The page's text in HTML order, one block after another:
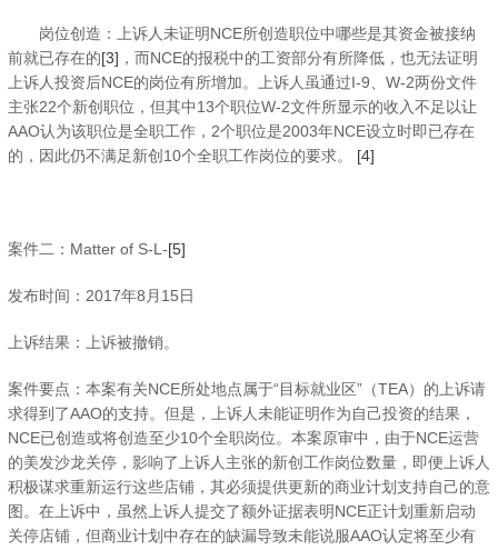
岗位创造：上诉人未证明NCE所创造职位中哪些是其资金被接纳
前就已存在的[3] ，而NCE的报税中的工资部分有所降低，也无法证明
上诉人投资后NCE的岗位有所增加。上诉人虽通过I-9、W-2两份文件
主张22个新创职位，但其中13个职位W-2文件所显示的收入不足以让
AAO认为该职位是全职工作，2个职位是2003年NCE设立时即已存在
的，因此仍不满足新创10个全职工作岗位的要求。 [4]
案件二：Matter of S-L-[5]
发布时间：2017年8月15日
上诉结果：上诉被撤销。
案件要点：本案有关NCE所处地点属于“目标就业区”（TEA）的上诉请
求得到了AAO的支持。但是，上诉人未能证明作为自己投资的结果，
NCE已创造或将创造至少10个全职岗位。本案原审中，由于NCE运营
的美发沙龙关停，影响了上诉人主张的新创工作岗位数量，即便上诉人
积极谋求重新运行这些店铺，其必须提供更新的商业计划支持自己的意
图。在上诉中，虽然上诉人提交了额外证据表明NCE正计划重新启动
关停店铺，但商业计划中存在的缺漏导致未能说服AAO认定将至少有